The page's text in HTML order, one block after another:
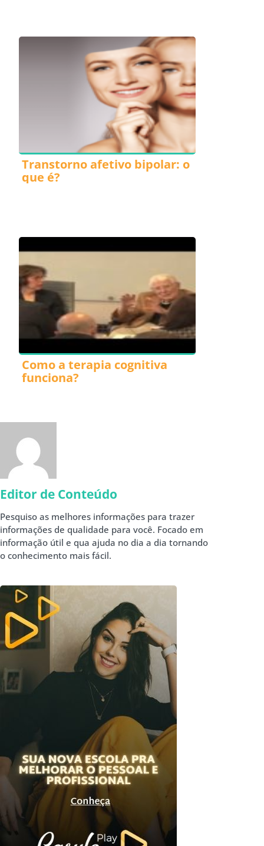
Transtorno afetivo bipolar: o
que é?
Como a terapia cognitiva
funciona?
Editor de Conteúdo
Pesquiso as melhores informações para trazer
informações de qualidade para você. Focado em
informação útil e qua ajuda no dia a dia tornando
o conhecimento mais fácil.